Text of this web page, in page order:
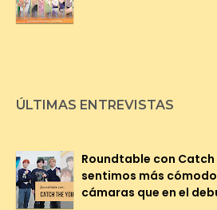
ÚLTIMAS ENTREVISTAS
Roundtable con Catch
sentimos más
cámaras que en el